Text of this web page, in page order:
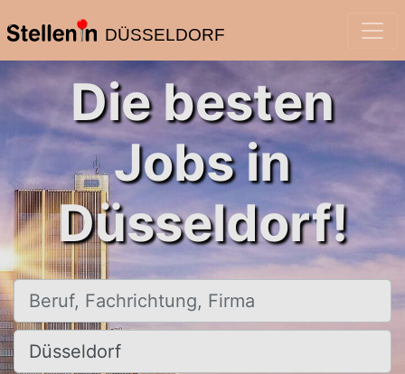
DÜSSELDORF
Die besten
Jobs in
Düsseldorf!
Beruf, Fachrichtung, Firma
Ort, Stadt